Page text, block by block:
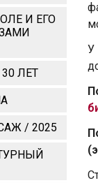
И ЕГО
ЛЕТ
/ 2025
У